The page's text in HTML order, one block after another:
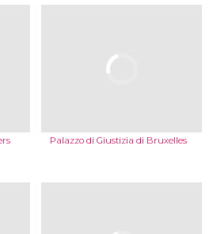
Palazzo di Giustizia di Bruxelles